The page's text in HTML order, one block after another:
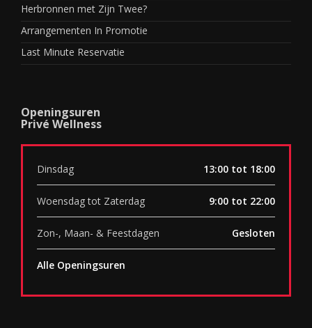
Herbronnen met Zijn Twee?
Arrangementen In Promotie
Last Minute Reservatie
Openingsuren
Privé Wellness
Dinsdag 13:00 tot 18:00
Woensdag tot Zaterdag 9:00 tot 22:00
Zon-, Maan- & Feestdagen Gesloten
Alle Openingsuren